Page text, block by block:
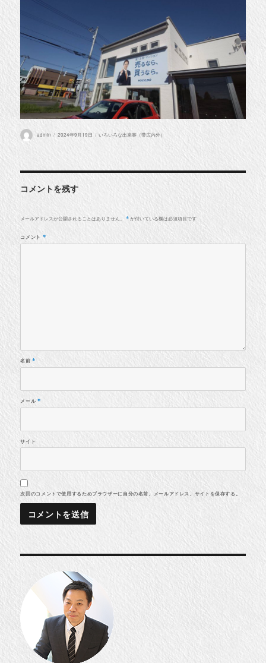
投admin
投
2024年9月19日
カいろいろな出来事（帯広内外）
コメントを残す
メールアドレスが公開されることはありません。 * が付いている欄は必須項目です
コメント *
名前*
メール *
サイト
次回のコメントで使用するためブラウザーに自分の名前、メールアドレス、サイトを保存する。